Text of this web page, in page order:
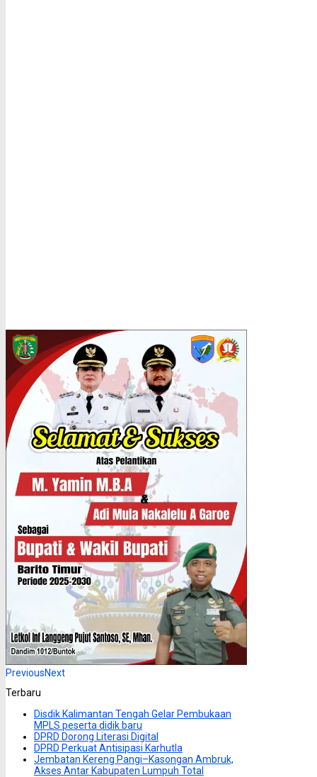
PreviousNext
Terbaru
Disdik Kalimantan Tengah Gelar Pembukaan
MPLS peserta didik baru
DPRD Dorong Literasi Digital
DPRD Perkuat Antisipasi Karhutla
Jembatan Kereng Pangi–Kasongan Ambruk,
Akses Antar Kabupaten Lumpuh Total